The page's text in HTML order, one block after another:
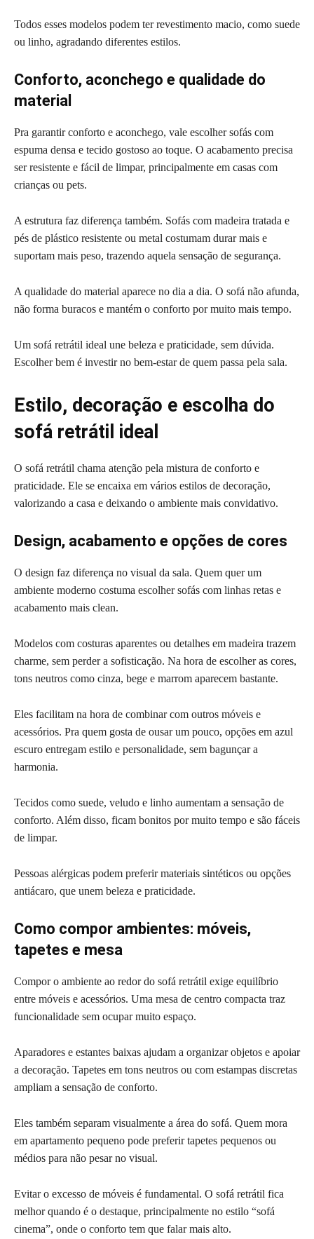
Todos esses modelos podem ter revestimento macio, como suede
ou linho, agradando diferentes estilos.
Conforto, aconchego e qualidade do
material
Pra garantir conforto e aconchego, vale escolher sofás com
espuma densa e tecido gostoso ao toque. O acabamento precisa
ser resistente e fácil de limpar, principalmente em casas com
crianças ou pets.
A estrutura faz diferença também. Sofás com madeira tratada e
pés de plástico resistente ou metal costumam durar mais e
suportam mais peso, trazendo aquela sensação de segurança.
A qualidade do material aparece no dia a dia. O sofá não afunda,
não forma buracos e mantém o conforto por muito mais tempo.
Um sofá retrátil ideal une beleza e praticidade, sem dúvida.
Escolher bem é investir no bem-estar de quem passa pela sala.
Estilo, decoração e escolha do
sofá retrátil ideal
O sofá retrátil chama atenção pela mistura de conforto e
praticidade. Ele se encaixa em vários estilos de decoração,
valorizando a casa e deixando o ambiente mais convidativo.
Design, acabamento e opções de cores
O design faz diferença no visual da sala. Quem quer um
ambiente moderno costuma escolher sofás com linhas retas e
acabamento mais clean.
Modelos com costuras aparentes ou detalhes em madeira trazem
charme, sem perder a sofisticação. Na hora de escolher as cores,
tons neutros como cinza, bege e marrom aparecem bastante.
Eles facilitam na hora de combinar com outros móveis e
acessórios. Pra quem gosta de ousar um pouco, opções em azul
escuro entregam estilo e personalidade, sem bagunçar a
harmonia.
Tecidos como suede, veludo e linho aumentam a sensação de
conforto. Além disso, ficam bonitos por muito tempo e são fáceis
de limpar.
Pessoas alérgicas podem preferir materiais sintéticos ou opções
antiácaro, que unem beleza e praticidade.
Como compor ambientes: móveis,
tapetes e mesa
Compor o ambiente ao redor do sofá retrátil exige equilíbrio
entre móveis e acessórios. Uma mesa de centro compacta traz
funcionalidade sem ocupar muito espaço.
Aparadores e estantes baixas ajudam a organizar objetos e apoiar
a decoração. Tapetes em tons neutros ou com estampas discretas
ampliam a sensação de conforto.
Eles também separam visualmente a área do sofá. Quem mora
em apartamento pequeno pode preferir tapetes pequenos ou
médios para não pesar no visual.
Evitar o excesso de móveis é fundamental. O sofá retrátil fica
melhor quando é o destaque, principalmente no estilo “sofá
cinema”, onde o conforto tem que falar mais alto.